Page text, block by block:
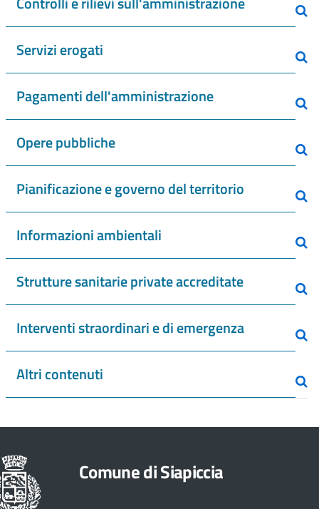
Servizi erogati
Pagamenti dell'amministrazione
Opere pubbliche
Pianificazione e governo del territorio
Informazioni ambientali
Strutture sanitarie private accreditate
Interventi straordinari e di emergenza
Altri contenuti
Comune di Siapiccia